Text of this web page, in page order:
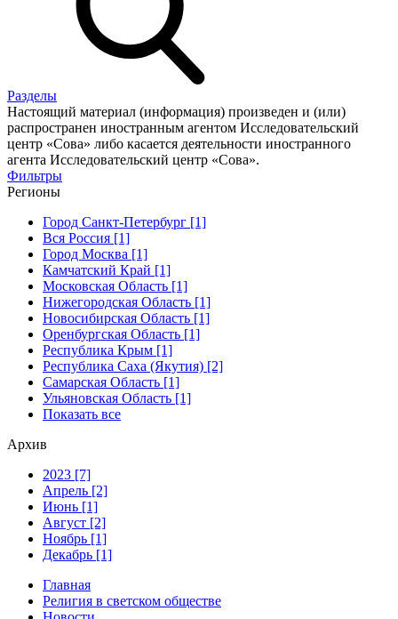
Разделы
Настоящий материал (информация) произведен и (или)
распространен иностранным агентом Исследовательский
центр «Сова» либо касается деятельности иностранного
агента Исследовательский центр «Сова».
Фильтры
Регионы
Город Санкт-Петербург [1]
Вся Россия [1]
Город Москва [1]
Камчатский Край [1]
Московская Область [1]
Нижегородская Область [1]
Новосибирская Область [1]
Оренбургская Область [1]
Республика Крым [1]
Республика Саха (Якутия) [2]
Самарская Область [1]
Ульяновская Область [1]
Показать все
Архив
2023 [7]
Апрель [2]
Июнь [1]
Август [2]
Ноябрь [1]
Декабрь [1]
Главная
Религия в светском обществе